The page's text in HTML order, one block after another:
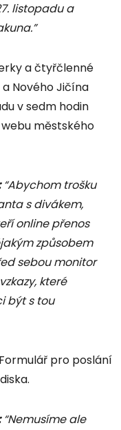
listopadu a
a čtyřčlenné
Nového Jičína
v sedm hodin
městského
“Abychom trošku
s divákem,
online přenos
způsobem
sebou monitor
které
být s tou
pro poslání
“Nemusíme ale